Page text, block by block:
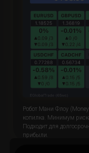
Робот Мани Флоу
копилка. Минимум
Подходит для
прибыли.